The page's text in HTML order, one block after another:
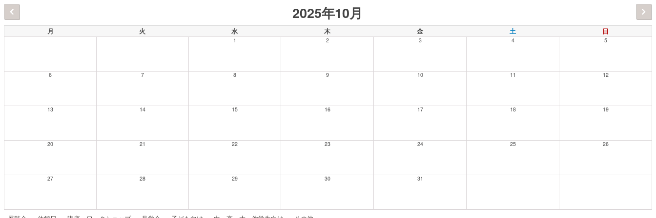
2025年10月
月 火 水 木 金 土 日
1 2 3 4 5
6 7 8 9 10 11 12
13 14 15 16 17 18 19
20 21 22 23 24 25 26
27 28 29 30 31